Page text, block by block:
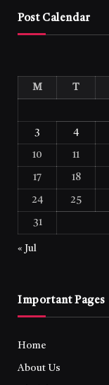
Post Calendar
M T
3 4
10 11
17 18
24 25
31
« Jul
Important Pages
Home
About Us